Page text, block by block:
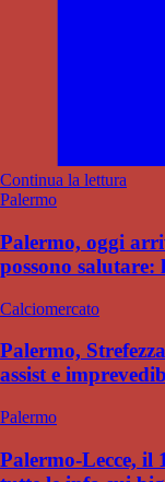
Continua la lettura
Palermo
Palermo, oggi
possono salutare:
Calciomercato
Palermo,
assist e
Palermo
Palermo-Lecce, il